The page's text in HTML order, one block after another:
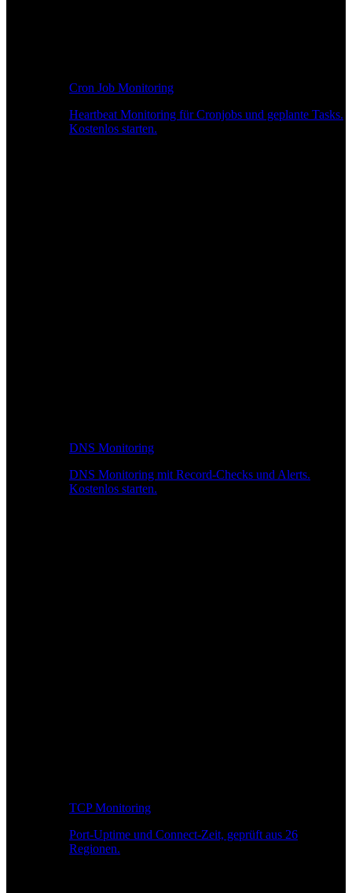
Cron Job Monitoring
Heartbeat Monitoring für Cronjobs und geplante Tasks.
Kostenlos starten.
DNS Monitoring
DNS Monitoring mit Record-Checks und Alerts.
Kostenlos starten.
TCP Monitoring
Port-Uptime und Connect-Zeit, geprüft aus 26
Regionen.